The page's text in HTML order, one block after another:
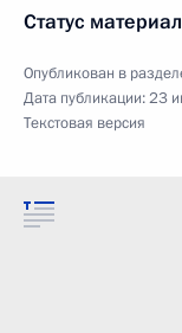
Статус
Опубликован в
Дата публикации:23
Текстовая версия